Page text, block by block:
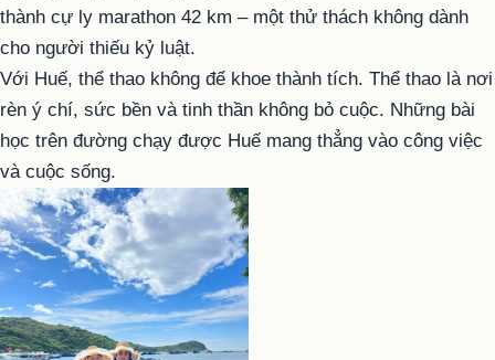
thành cự ly marathon 42 km – một thử thách không dành
cho người thiếu kỷ luật.
Với Huế, thể thao không để khoe thành tích. Thể thao là nơi
rèn ý chí, sức bền và tinh thần không bỏ cuộc. Những bài
học trên đường chạy được Huế mang thẳng vào công việc
và cuộc sống.